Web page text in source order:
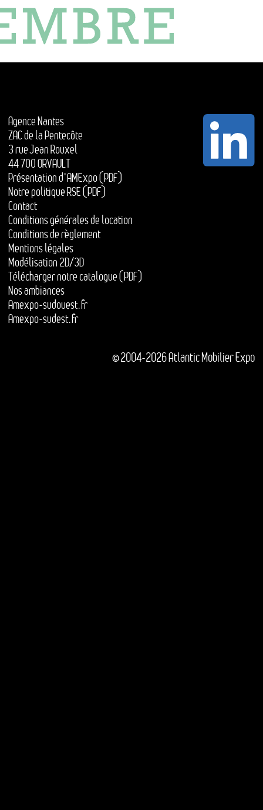
Agence Nantes
ZAC de la Pentecôte
3 rue Jean Rouxel
44 700 ORVAULT
Présentation d'AMExpo (PDF)
Notre politique RSE (PDF)
Contact
Conditions générales de location
Conditions de règlement
Mentions légales
Modélisation 2D/3D
Télécharger notre catalogue (PDF)
Nos ambiances
Amexpo-sudouest.fr
Amexpo-sudest.fr
© 2004-2026 Atlantic Mobilier Expo